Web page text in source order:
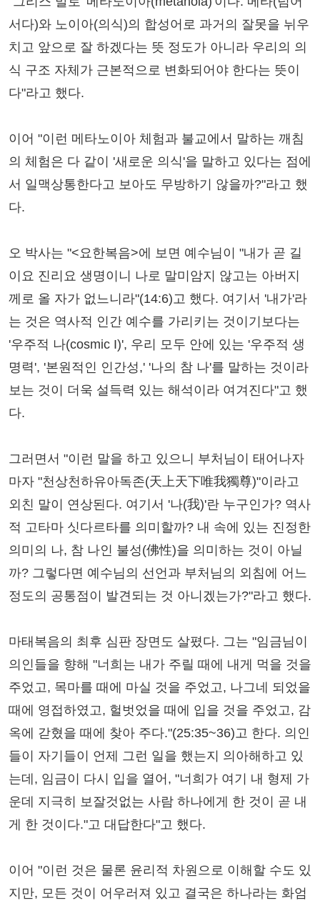
서다)와 노이아(의식)의 합성어로 과거의 잘못을 뉘우
치고 앞으로 잘 하겠다는 뜻 정도가 아니라 우리의 의
식 구조 자체가 근본적으로 변화되어야 한다는 뜻이
다"라고 했다.
이어 "이런 메타노이아 체험과 불교에서 말하는 깨침
의 체험은 다 같이 '새로운 의식'을 말하고 있다는 점에
서 일맥상통한다고 보아도 무방하기 않을까?"라고 했
다.
오 박사는 "<요한복음>에 보면 예수님이 "내가 곧 길
이요 진리요 생명이니 나로 말미암지 않고는 아버지
께로 올 자가 없느니라"(14:6)고 했다. 여기서 '내가'라
는 것은 역사적 인간 예수를 가리키는 것이기보다는
'우주적 나(cosmic I)', 우리 모두 안에 있는 '우주적 생
명력', '본원적인 인간성,' '나의 참 나'를 말하는 것이라
보는 것이 더욱 설득력 있는 해석이라 여겨진다"고 했
다.
그러면서 "이런 말을 하고 있으니 부처님이 태어나자
마자 "천상천하유아독존(天上天下唯我獨尊)"이라고
외친 말이 연상된다. 여기서 '나(我)'란 누구인가? 역사
적 고타마 싯다르타를 의미할까? 내 속에 있는 진정한
의미의 나, 참 나인 불성(佛性)을 의미하는 것이 아닐
까? 그렇다면 예수님의 선언과 부처님의 외침에 어느
정도의 공통점이 발견되는 것 아니겠는가?"라고 했다.
마태복음의 최후 심판 장면도 살폈다. 그는 "임금님이
의인들을 향해 "너희는 내가 주릴 때에 내게 먹을 것을
주었고, 목마를 때에 마실 것을 주었고, 나그네 되었을
때에 영접하였고, 헐벗었을 때에 입을 것을 주었고, 감
옥에 갇혔을 때에 찾아 주다."(25:35~36)고 한다. 의인
들이 자기들이 언제 그런 일을 했는지 의아해하고 있
는데, 임금이 다시 입을 열어, "너희가 여기 내 형제 가
운데 지극히 보잘것없는 사람 하나에게 한 것이 곧 내
게 한 것이다."고 대답한다"고 했다.
이어 "이런 것은 물론 윤리적 차원으로 이해할 수도 있
지만, 모든 것이 어우러져 있고 결국은 하나라는 화엄